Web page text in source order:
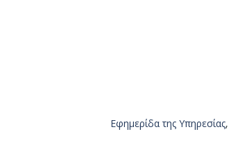
Εφημερίδα της Υπηρεσίας,